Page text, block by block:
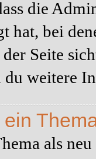
die
hat, bei
Seite
weitere
als